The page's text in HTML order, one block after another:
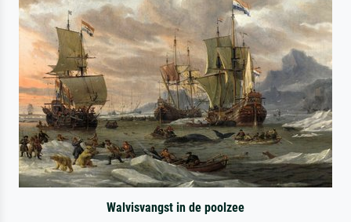
Walvisvangst in de poolzee